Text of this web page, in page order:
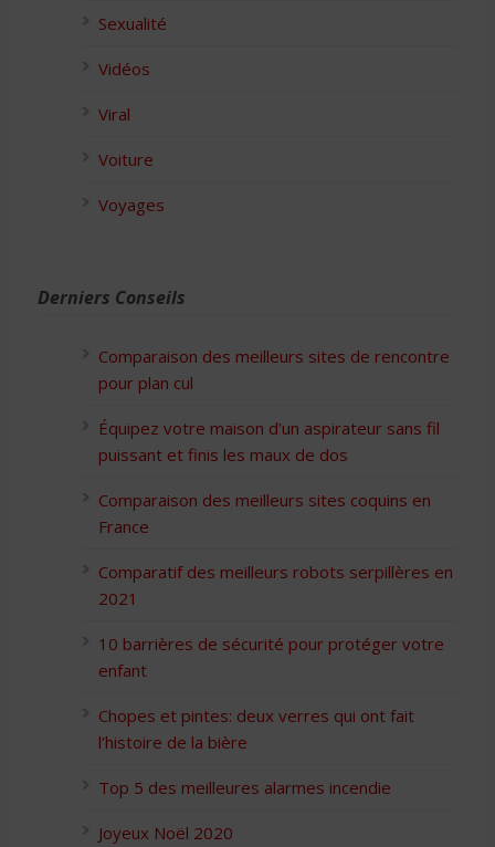
Sexualité
Vidéos
Viral
Voiture
Voyages
Derniers Conseils
Comparaison des meilleurs sites de rencontre
pour plan cul
Équipez votre maison d’un aspirateur sans fil
puissant et finis les maux de dos
Comparaison des meilleurs sites coquins en
France
Comparatif des meilleurs robots serpillères en
2021
10 barrières de sécurité pour protéger votre
enfant
Chopes et pintes: deux verres qui ont fait
l’histoire de la bière
Top 5 des meilleures alarmes incendie
Joyeux Noël 2020